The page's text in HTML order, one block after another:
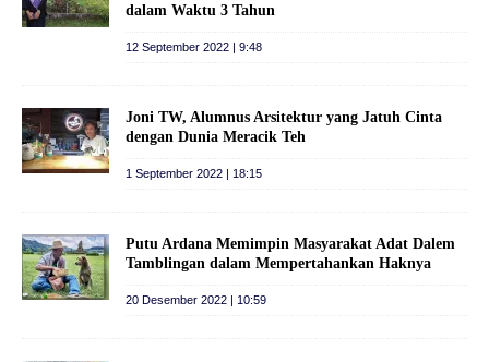
dalam Waktu 3 Tahun
12 September 2022 | 9:48
Joni TW, Alumnus Arsitektur yang Jatuh Cinta
dengan Dunia Meracik Teh
1 September 2022 | 18:15
Putu Ardana Memimpin Masyarakat Adat Dalem
Tamblingan dalam Mempertahankan Haknya
20 Desember 2022 | 10:59